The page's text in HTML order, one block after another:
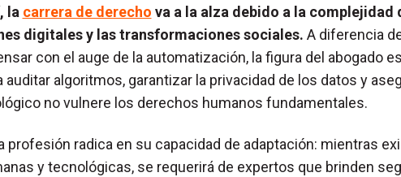
la carrera de derecho va a la alza debido a la complejidad
digitales y las transformaciones sociales. A diferencia
con el auge de la automatización, la figura del abogado es
auditar algoritmos, garantizar la privacidad de los datos y
no vulnere los derechos humanos fundamentales.
profesión radica en su capacidad de adaptación: mientras
y tecnológicas, se requerirá de expertos que brinden